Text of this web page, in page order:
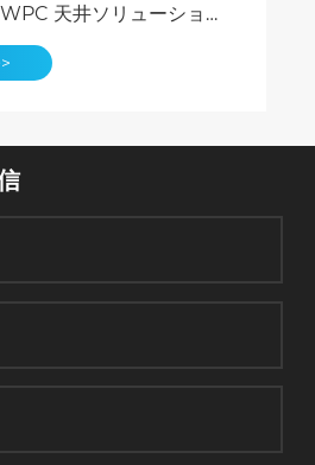
天井ソリューション